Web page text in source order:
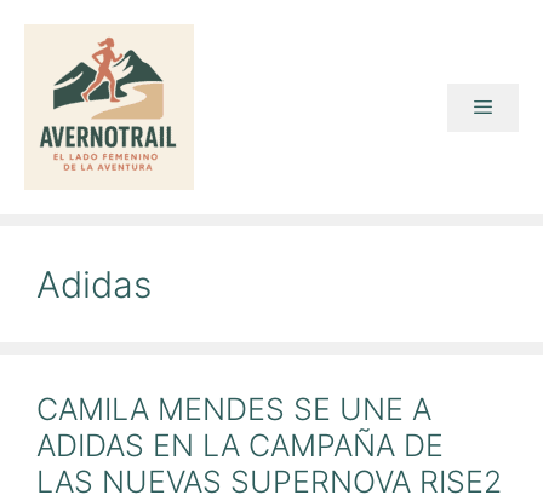
contenido
Adidas
CAMILA MENDES SE UNE A
ADIDAS EN LA CAMPAÑA DE
LAS NUEVAS SUPERNOVA RISE2